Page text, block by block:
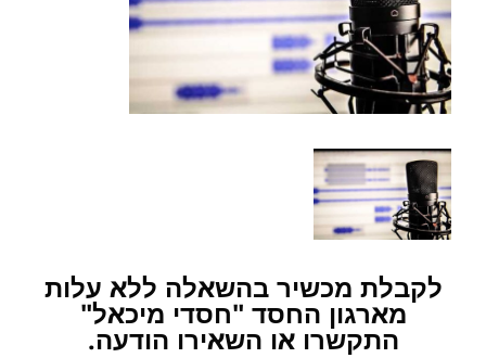
לקבלת מכשיר בהשאלה ללא עלות
מארגון החסד "חסדי מיכאל"
התקשרו או השאירו הודעה.